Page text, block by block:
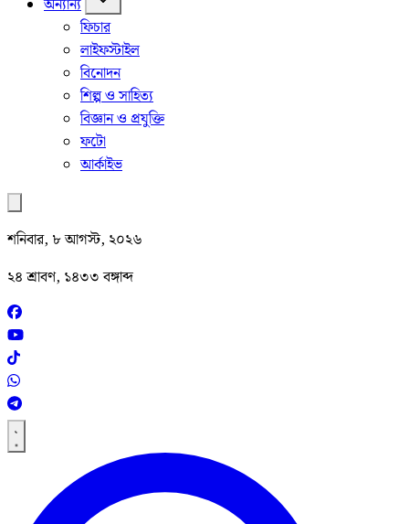
অন্যান্য
ফিচার
লাইফস্টাইল
বিনোদন
শিল্প ও সাহিত্য
বিজ্ঞান ও প্রযুক্তি
ফটো
আর্কাইভ
শনিবার, ৮ আগস্ট, ২০২৬
২৪ শ্রাবণ, ১৪৩৩ বঙ্গাব্দ